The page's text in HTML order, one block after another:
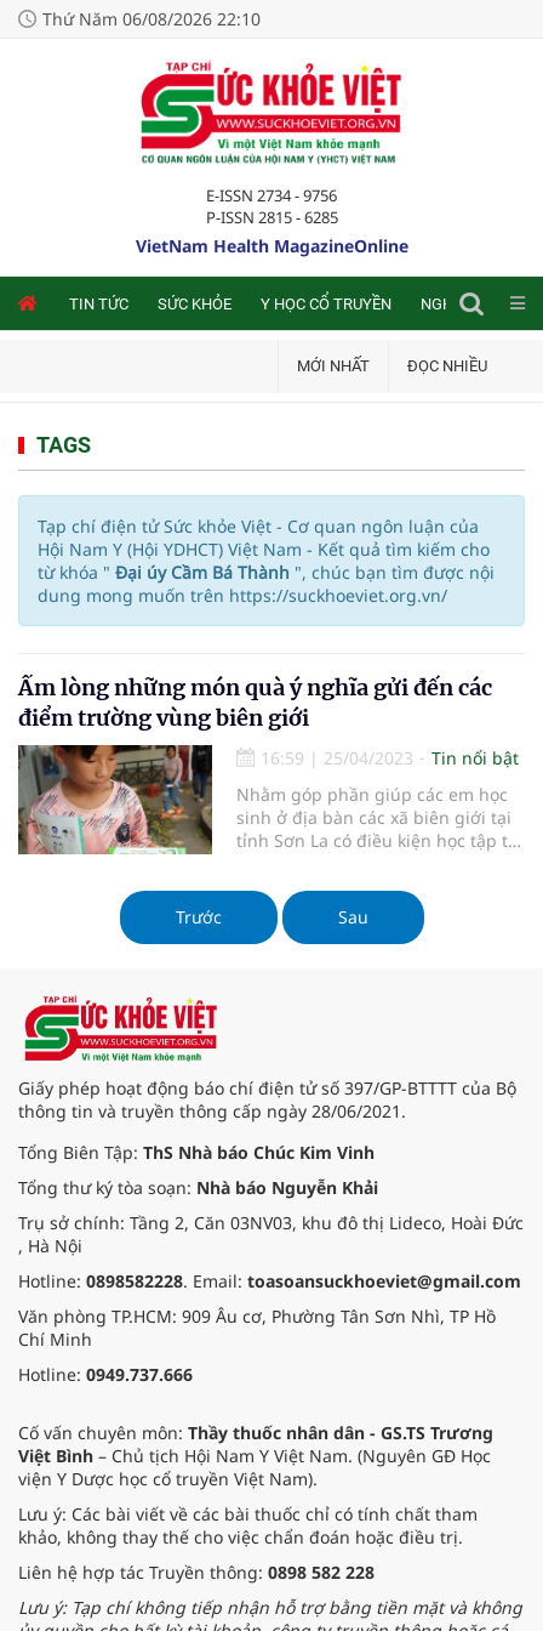
Thứ Năm 06/08/2026 22:10
E-ISSN 2734 - 9756
P-ISSN 2815 - 6285
VietNam Health MagazineOnline
TIN TỨC SỨC KHỎE Y HỌC CỔ TRUYỀN NGHIÊN CỨU
MỚI NHẤT ĐỌC NHIỀU
TAGS
Tạp chí điện tử Sức khỏe Việt - Cơ quan ngôn luận của
Hội Nam Y (Hội YDHCT) Việt Nam - Kết quả tìm kiếm cho
từ khóa " Đại úy Cầm Bá Thành ", chúc bạn tìm được nội
dung mong muốn trên https://suckhoeviet.org.vn/
Ấm lòng những món quà ý nghĩa gửi đến các
điểm trường vùng biên giới
16:59 | 25/04/2023
Tin nổi bật
Nhằm góp phần giúp các em học
sinh ở địa bàn các xã biên giới tại
tỉnh Sơn La có điều kiện học tập tốt
năng lượng mới/Petrotimes, cùng
đoàn thiện nguyện đã có nhiều
suất quà ý nghĩa trao tặng cho nhà
Trước Sau
Giấy phép hoạt động báo chí điện tử số 397/GP-BTTTT của Bộ
thông tin và truyền thông cấp ngày 28/06/2021.
Tổng Biên Tập: ThS Nhà báo Chúc Kim Vinh
Tổng thư ký tòa soạn: Nhà báo Nguyễn Khải
Trụ sở chính: Tầng 2, Căn 03NV03, khu đô thị Lideco, Hoài Đức
, Hà Nội
Hotline: 0898582228. Email: toasoansuckhoeviet@gmail.com
Văn phòng TP.HCM: 909 Âu cơ, Phường Tân Sơn Nhì, TP Hồ
Chí Minh
Hotline: 0949.737.666
Cố vấn chuyên môn: Thầy thuốc nhân dân - GS.TS Trương
Việt Bình – Chủ tịch Hội Nam Y Việt Nam. (Nguyên GĐ Học
viện Y Dược học cổ truyền Việt Nam).
Lưu ý: Các bài viết về các bài thuốc chỉ có tính chất tham
khảo, không thay thế cho việc chẩn đoán hoặc điều trị.
Liên hệ hợp tác Truyền thông: 0898 582 228
Lưu ý: Tạp chí không tiếp nhận hỗ trợ bằng tiền mặt và không